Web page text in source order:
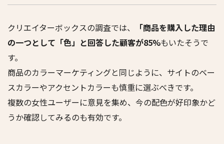
クリエイターボックスの調査では、
「商品を購入した理由
の一つとして「色」と回答した顧客が85%もいたそうで
す。
商品のカラーマーケティングと同じように、サイトのベー
スカラーやアクセントカラーも慎重に選ぶべきです。
複数の女性ユーザーに意見を集め、今の配色が好印象かど
うか確認してみるのも有効です。